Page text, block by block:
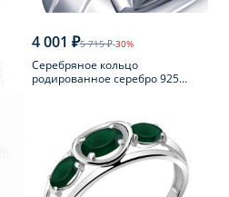
4 001 ₽5 715 ₽-30%
Серебряное кольцо
родированное серебро 925